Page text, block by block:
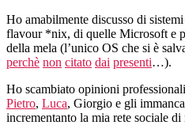
Ho amabilmente discusso di
flavour *nix, di quelle Microsoft e
della mela (l’unico OS che si è
perchè non citato dai presenti…).
Ho scambiato opinioni
Pietro, Luca, Giorgio e gli
incrementanto la mia rete sociale